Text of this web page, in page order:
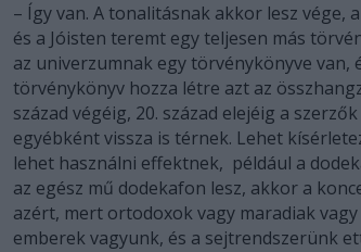
– Így van. A tonalitásnak akkor lesz
és a Jóisten teremt egy teljesen más
az univerzumnak egy törvénykönyve van,
törvénykönyv hozza létre azt az
század végéig, 20. század elejéig a
egyébként vissza is térnek. Lehet
lehet használni effektnek, például a
az egész mű dodekafon lesz, akkor a
azért, mert ortodoxok vagy maradiak
emberek vagyunk, és a sejtrendszerünk